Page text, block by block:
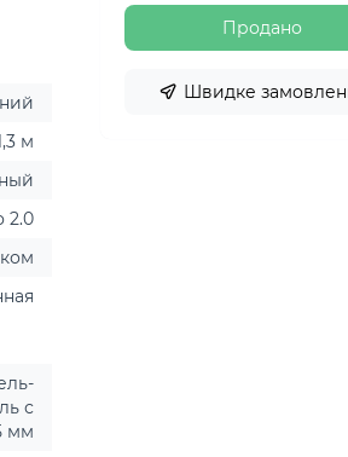
м
2.0
с
мм
Продано
Швидке